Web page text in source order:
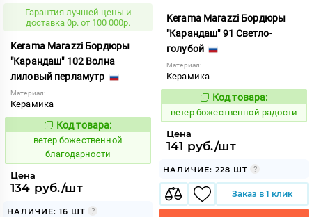
Гарантия лучшей цены и
доставка 0р. от 100 000р.
Kerama Marazzi Бордюры
"Карандаш" 102 Волна
лиловый перламутр
Материал:
Керамика
110128
Код товара:
ветер божественной
благодарности
Цена
134 руб./шт
НАЛИЧИЕ: 16 ШТ
Kerama Marazzi Бордюры
"Карандаш" 91 Светло-
голубой
Материал:
Керамика
110202
Код товара:
ветер божественной радости
Цена
141 руб./шт
НАЛИЧИЕ: 228 ШТ
Заказ в 1 клик